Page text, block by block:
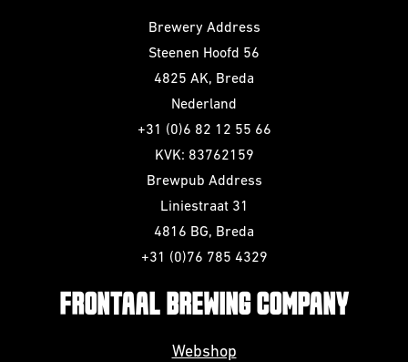
Brewery Address
Steenen Hoofd 56
4825 AK, Breda
Nederland
+31 (0)6 82 12 55 66
KVK: 83762159
Brewpub Address
Liniestraat 31
4816 BG, Breda
+31 (0)76 785 4329
FRONTAAL BREWING COMPANY
Webshop